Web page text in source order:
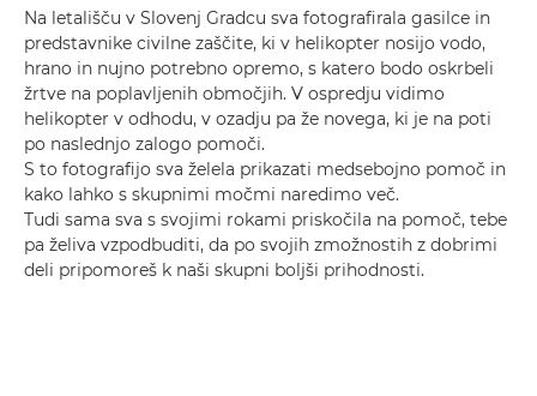
Na letališču v Slovenj Gradcu sva fotografirala gasilce in
predstavnike civilne zaščite, ki v helikopter nosijo vodo,
hrano in nujno potrebno opremo, s katero bodo oskrbeli
žrtve na poplavljenih območjih. V ospredju vidimo
helikopter v odhodu, v ozadju pa že novega, ki je na poti
po naslednjo zalogo pomoči.
S to fotografijo sva želela prikazati medsebojno pomoč in
kako lahko s skupnimi močmi naredimo več.
Tudi sama sva s svojimi rokami priskočila na pomoč, tebe
pa želiva vzpodbuditi, da po svojih zmožnostih z dobrimi
deli pripomoreš k naši skupni boljši prihodnosti.